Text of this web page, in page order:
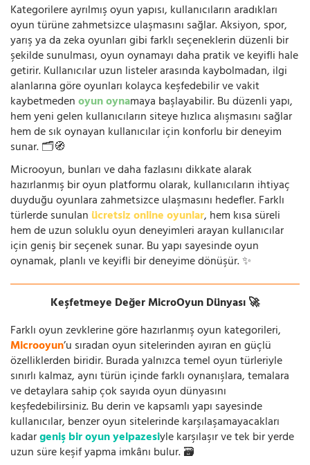
Kategorilere ayrılmış oyun yapısı, kullanıcıların aradıkları
oyun türüne zahmetsizce ulaşmasını sağlar. Aksiyon, spor,
yarış ya da zeka oyunları gibi farklı seçeneklerin düzenli bir
şekilde sunulması, oyun oynamayı daha pratik ve keyifli hale
getirir. Kullanıcılar uzun listeler arasında kaybolmadan, ilgi
alanlarına göre oyunları kolayca keşfedebilir ve vakit
kaybetmedenoyun oynamaya başlayabilir. Bu düzenli yapı,
hem yeni gelen kullanıcıların siteye hızlıca alışmasını sağlar
hem de sık oynayan kullanıcılar için konforlu bir deneyim
sunar. 🗂️🧭
Microoyun, bunları ve daha fazlasını dikkate alarak
hazırlanmış bir oyun platformu olarak, kullanıcıların ihtiyaç
duyduğu oyunlara zahmetsizce ulaşmasını hedefler. Farklı
türlerde sunulan ücretsiz online oyunlar, hem kısa süreli
hem de uzun soluklu oyun deneyimleri arayan kullanıcılar
için geniş bir seçenek sunar. Bu yapı sayesinde oyun
oynamak, planlı ve keyifli bir deneyime dönüşür. ✨
Keşfetmeye Değer MicroOyun Dünyası 🚀
Farklı oyun zevklerine göre hazırlanmış oyun kategorileri,
Microoyun’u sıradan oyun sitelerinden ayıran en güçlü
özelliklerden biridir. Burada yalnızca temel oyun türleriyle
sınırlı kalmaz, aynı türün içinde farklı oynanışlara, temalara
ve detaylara sahip çok sayıda oyun dünyasını
keşfedebilirsiniz. Bu derin ve kapsamlı yapı sayesinde
kullanıcılar, benzer oyun sitelerinde karşılaşamayacakları
kadargeniş bir oyun yelpazesiyle karşılaşır ve tek bir yerde
uzun süre keşif yapma imkânı bulur. 🗃️